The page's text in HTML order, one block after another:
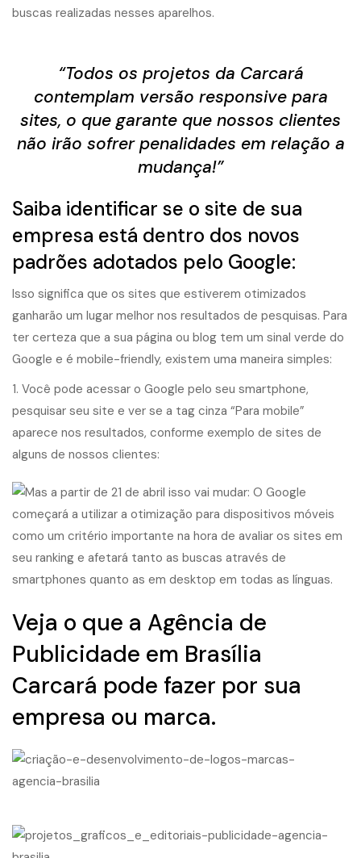
buscas realizadas nesses aparelhos.
“Todos os projetos da Carcará
contemplam versão responsive para
sites, o que garante que nossos clientes
não irão sofrer penalidades em relação a
mudança!”
Saiba identificar se o site de sua
empresa está dentro dos novos
padrões adotados pelo Google:
Isso significa que os sites que estiverem otimizados
ganharão um lugar melhor nos resultados de pesquisas. Para
ter certeza que a sua página ou blog tem um sinal verde do
Google e é mobile-friendly, existem uma maneira simples:
1. Você pode acessar o Google pelo seu smartphone,
pesquisar seu site e ver se a tag cinza “Para mobile”
aparece nos resultados, conforme exemplo de sites de
alguns de nossos clientes:
Veja o que a Agência de
Publicidade em Brasília
Carcará pode fazer por sua
empresa ou marca.